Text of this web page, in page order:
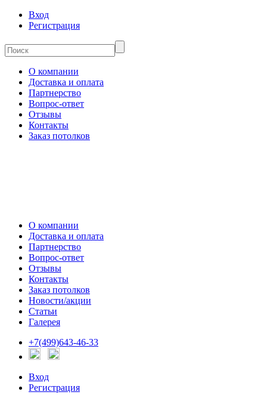
Вход
Регистрация
О компании
Доставка и оплата
Партнерство
Вопрос-ответ
Отзывы
Контакты
Заказ потолков
О компании
Доставка и оплата
Партнерство
Вопрос-ответ
Отзывы
Контакты
Заказ потолков
Новости/акции
Статьи
Галерея
+7(499)643-46-33
Вход
Регистрация